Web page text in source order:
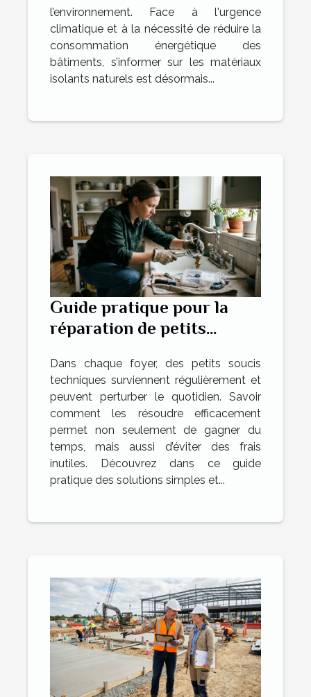
l’environnement. Face à l'urgence
climatique et à la nécessité de réduire la
consommation énergétique des
bâtiments, s’informer sur les matériaux
isolants naturels est désormais...
Guide pratique pour la
réparation de petits
Dans chaque foyer, des petits soucis
techniques surviennent régulièrement et
peuvent perturber le quotidien. Savoir
comment les résoudre efficacement
permet non seulement de gagner du
temps, mais aussi d’éviter des frais
inutiles. Découvrez dans ce guide
pratique des solutions simples et...